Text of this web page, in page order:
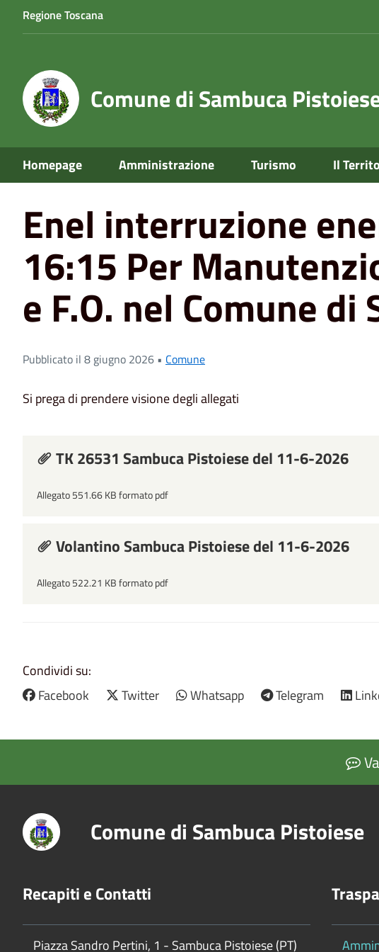
Regione Toscana
Comune di Sambuca
Homepage Amministrazione Turismo Il
Home News Enel interruzione energia 11/06/2026 ore 08:30-
Enel interruzione
16:15 Per
e F.O. nel Comune
Pubblicato il 8 giugno 2026 • Comune
Si prega di prendere visione degli allegati
TK 26531 Sambuca Pistoiese del 11-6-2026
Allegato 551.66 KB formato pdf
Volantino Sambuca Pistoiese del 11-6-2026
Allegato 522.21 KB formato pdf
Condividi su:
Facebook
Twitter Whatsapp Telegram
Comune di Sambuca Pistoiese
Recapiti e Contatti
Piazza Sandro Pertini, 1 - Sambuca Pistoiese (PT)